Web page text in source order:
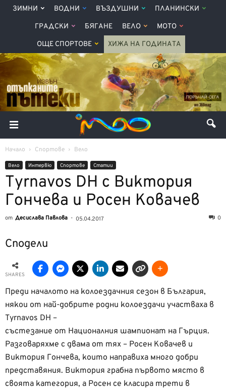
ЗИМНИ ВОДНИ ВЪЗДУШНИ ПЛАНИНСКИ
ГРАДСКИ БЯГАНЕ ВЕЛО МОТО
ОЩЕ СПОРТОВЕ ХИЖА НА ГОДИНАТА
Начало Спортове Вело
Вело Интервю Спортове Статии
Tyrnavos DH с Виктория
Гончева и Росен Ковачев
от Десислава Павлова - 05.04.2017 0
Сподели
SHARES
Преди началото на колоездачния сезон в България,
някои от най-добрите родни колоездачи участваха в
Tyrnavos DH –
състезание от Националния шампионат на Гърция.
Разговаряхме с двама от тях – Росен Ковачев и
Виктория Гончева, които направиха много добри
представяния. Виктория грабна първото място в
своята категория, а Росен се класира трети в